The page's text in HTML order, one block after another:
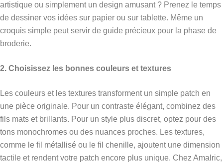
artistique ou simplement un design amusant ? Prenez le temps
de dessiner vos idées sur papier ou sur tablette. Même un
croquis simple peut servir de guide précieux pour la phase de
broderie.
2. Choisissez les bonnes couleurs et textures
Les couleurs et les textures transforment un simple patch en
une pièce originale. Pour un contraste élégant, combinez des
fils mats et brillants. Pour un style plus discret, optez pour des
tons monochromes ou des nuances proches. Les textures,
comme le fil métallisé ou le fil chenille, ajoutent une dimension
tactile et rendent votre patch encore plus unique. Chez Amalric,